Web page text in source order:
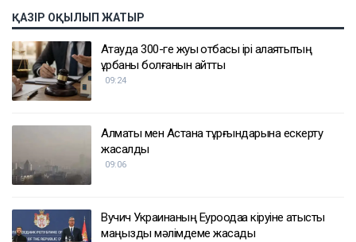
ҚАЗІР ОҚЫЛЫП ЖАТЫР
Ақтауда 300-ге жуық отбасы ірі алаяқтықтың
құрбаны болғанын айтты
09:24
Алматы мен Астана тұрғындарына ескерту
жасалды
09:06
Вучич Украинаның Еуроодаққа кіруіне қатысты
маңызды мәлімдеме жасады